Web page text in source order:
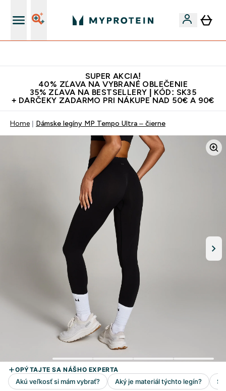
SUPER AKCIA!
40% ZĽAVA NA VYBRANÉ OBLEČENIE
35% ZĽAVA NA BESTSELLERY | KÓD: SK35
+ DARČEKY ZADARMO PRI NÁKUPE NAD 50€ A 90€
Home Dámske legíny MP Tempo Ultra – čierne